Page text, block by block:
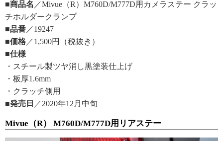
■商品名 ／Mivue（R）M760D/M777D用カメラステー クラッ
チホルダークランプ
■品番 ／19247
■価格 ／1,500円（税抜き）
■仕様
・スチール製ツヤ消し黒塗装仕上げ
・板厚1.6mm
・クラッチ側用
■発売日 ／2020年12月中旬
Mivue（R） M760D/M777D用リアステー